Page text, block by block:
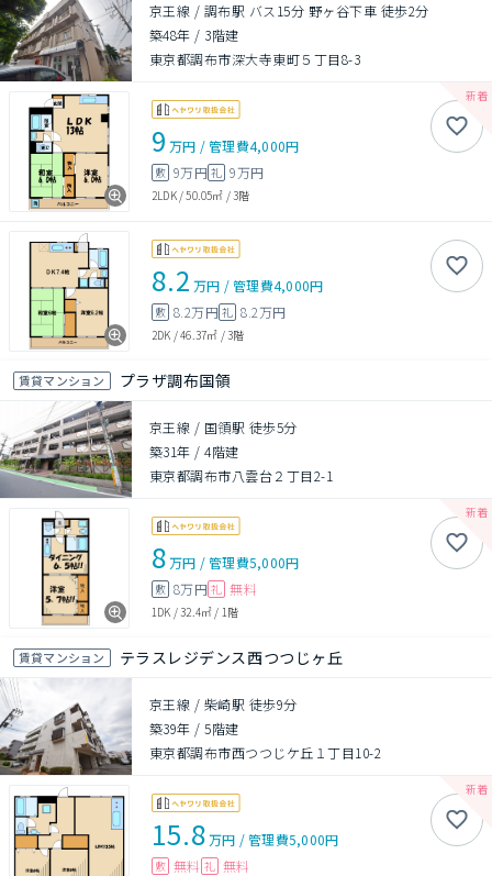
京王線 / 調布駅 バス15分 野ヶ谷下車 徒歩2分
築48年 / 3階建
東京都調布市深大寺東町５丁目8-3
9 万円 /管理費4,000円
敷 9万円礼 9万円
2LDK/50.05㎡ /3階
8.2 万円 /管理費4,000円
敷 8.2万円礼 8.2万円
2DK /46.37㎡ /3階
賃貸マンション プラザ調布国領
京王線 / 国領駅 徒歩5分
築31年 /4階建
東京都調布市八雲台２丁目2-1
8万円 /管理費5,000円
敷 8万円 礼 無料
1DK /32.4㎡ / 1階
賃貸マンション テラスレジデンス西つつじヶ丘
京王線 / 柴崎駅 徒歩9分
築39年 /5階建
東京都調布市西つつじケ丘１丁目10-2
15.8万円 /管理費5,000円
敷 無料 礼 無料